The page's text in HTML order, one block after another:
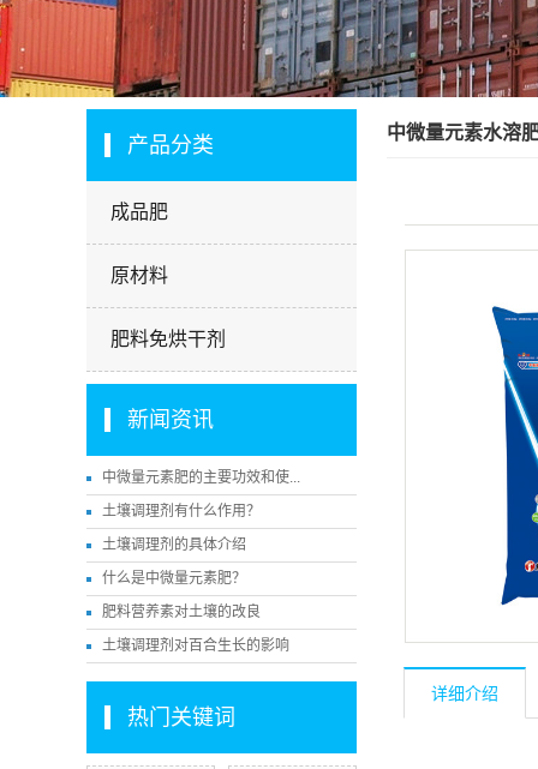
产品分类
成品肥
原材料
肥料免烘干剂
新闻资讯
中微量元素肥的主要功效和使...
土壤调理剂有什么作用？
土壤调理剂的具体介绍
什么是中微量元素肥？
肥料营养素对土壤的改良
土壤调理剂对百合生长的影响
热门关键词
中微量元素水溶
详细介绍